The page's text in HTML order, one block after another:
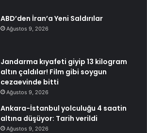
ABD’den İran’a Yeni Saldırılar
Ağustos 9, 2026
Jandarma kıyafeti giyip 13 kilogram
altın çaldılar! Film gibi soygun
cezaevinde bitti
Ağustos 9, 2026
Ankara-İstanbul yolculuğu 4 saatin
altına düşüyor: Tarih verildi
Ağustos 9, 2026